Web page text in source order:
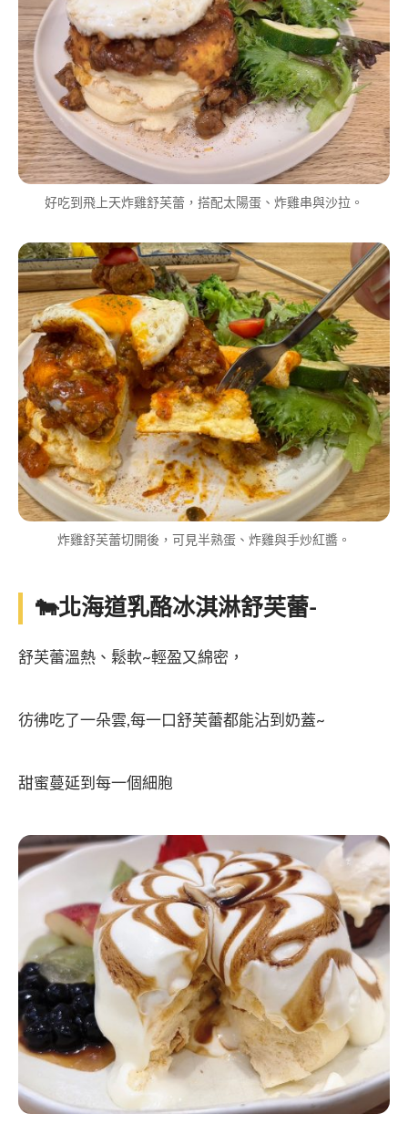
好吃到飛上天炸雞舒芙蕾，搭配太陽蛋、炸雞串與沙拉。
炸雞舒芙蕾切開後，可見半熟蛋、炸雞與手炒紅醬。
🐄北海道乳酪冰淇淋舒芙蕾-
舒芙蕾溫熱、鬆軟~輕盈又綿密，
彷彿吃了一朵雲,每一口舒芙蕾都能沾到奶蓋~
甜蜜蔓延到每一個細胞